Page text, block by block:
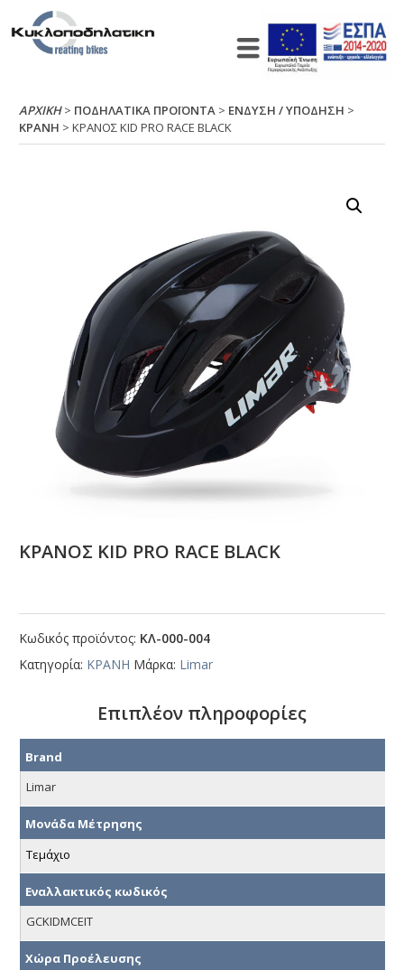
ΑΡΧΙΚΉ> ΠΟΔΗΛΑΤΙΚΑ ΠΡΟΪΟΝΤΑ > ΕΝΔΥΣΗ / ΥΠΟΔΗΣΗ >
ΚΡΑΝΗ > ΚΡΑΝΟΣ ΚΙD ΡRΟ RΑCΕ ΒLΑCΚ
ΚΡΑΝΟΣ ΚΙD ΡRΟ RΑCΕ ΒLΑCΚ
Κωδικός προϊόντος: ΚΛ-000-004
Κατηγορία: ΚΡΑΝΗ Μάρκα: Limar
Επιπλέον πληροφορίες
Brand
Limar
Μονάδα Μέτρησης
Τεμάχιο
Εναλλακτικός κωδικός
GCKIDMCEIT
Χώρα Προέλευσης